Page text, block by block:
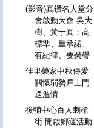
(影音)真鑽名人堂分
會啟動大會 吳大
樹、黃于真：高
標準、重承諾、
有紀律、要榮譽
佳里榮家中秋傳愛
關懷弱勢戶上門
送溫情
後輔中心百人刺槍
術 開啟鄉運活動